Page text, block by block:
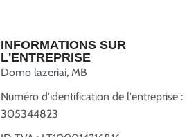
INFORMATIONS SUR
L'ENTREPRISE
Domo lazeriai, MB
Numéro d'identification de l'entreprise :
305344823